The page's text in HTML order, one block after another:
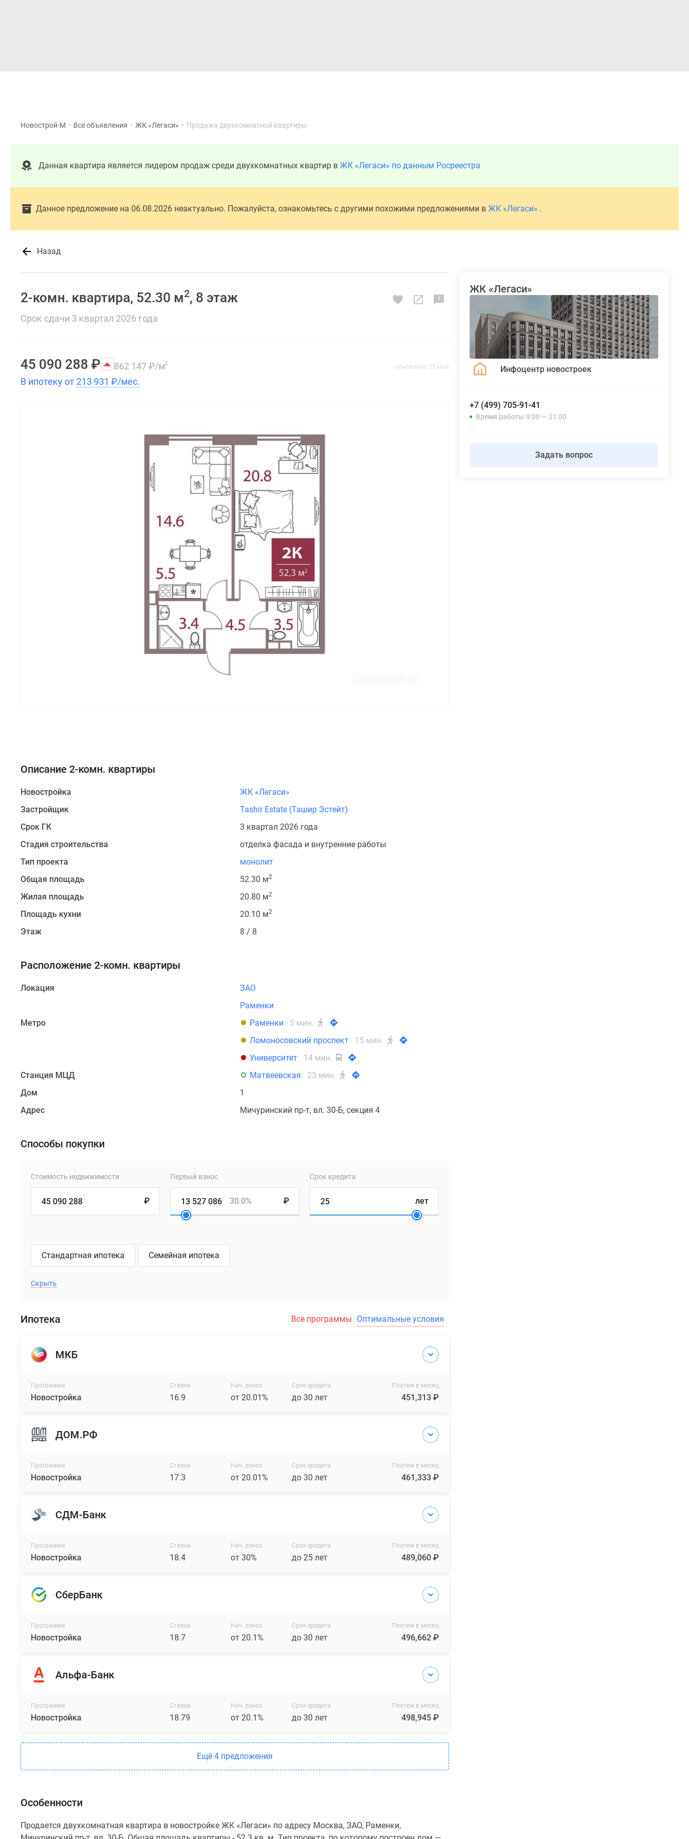
Новострой-М • Все объявления • ЖК «Легаси» • Продажа двухкомнатной квартиры
Данная квартира является лидером продаж среди двухкомнатных квартир в ЖК «Легаси» по данным Росреестра
Данное предложение на 06.08.2026 неактуально. Пожалуйста, ознакомьтесь с другими похожими предложениями в ЖК «Легаси» .
Назад
2-комн. квартира, 52.30 м2, 8 этаж
Срок сдачи 3 квартал 2026 года
45 090 288 ₽ 862 147₽/м2
В ипотеку от213 931 ₽/мес.
обновлено 25 мая
Описание 2-комн. квартиры
Новостройка
ЖК «Легаси»
Застройщик
Tashir Estate (Ташир Эстейт)
Срок ГК
3 квартал 2026 года
Стадия строительства
отделка фасада и внутренние работы
Тип проекта
монолит
Общая площадь
52.30 м2
Жилая площадь 20.80 м2
Площадь кухни 20.10 м2
Этаж 8 / 8
Расположение 2-комн. квартиры
Локация
ЗАО
Раменки
Метро
Раменки
5 мин.
Ломоносовский проспект
15 мин.
Университет
14 мин.
Станция МЦД
Матвеевская
23 мин.
Дом
1
Адрес
Мичуринский пр-т, вл. 30-Б, секция 4
Способы покупки
Стоимость недвижимости
₽
Первый взнос
₽
30.0%
Срок кредита
лет
Стандартная ипотека Семейная ипотека
Скрыть
Ипотека Все программы Оптимальные условия
МКБ
Программа
Новостройка
Ставка
16.9
Нач. взнос
от 20.01%
Срок кредита
до 30 лет
Платеж в месяц
451,313 ₽
ДОМ.РФ
Программа
Новостройка
Ставка
17.3
Нач. взнос
от 20.01%
Срок кредита
до 30 лет
Платеж в месяц
461,333 ₽
СДМ-Банк
Программа
Новостройка
Ставка
18.4
Нач. взнос
от 30%
Срок кредита
до 25 лет
Платеж в месяц
489,060 ₽
СберБанк
Программа
Новостройка
Ставка
18.7
Нач. взнос
от 20.1%
Срок кредита
до 30 лет
Платеж в месяц
496,662 ₽
Альфа-Банк
Программа
Новостройка
Ставка
18.79
Нач. взнос
от 20.1%
Срок кредита
до 30 лет
Платеж в месяц
498,945 ₽
Ещё 4 предложения
Особенности
Продается двухкомнатная квартира в новостройке ЖК «Легаси» по адресу Москва, ЗАО, Раменки,
ЖК «Легаси»
Инфоцентр новостроек
+7 (499) 705-91-41
Время работы 9:00 — 21:00
Задать вопрос